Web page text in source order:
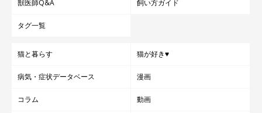
「食事の喜びがある幸せな生活を送れるように」との願いを込
め、赤ちゃんに銀のスプーンを贈る欧州の習慣がブランド名の由
獣医師Q&A 飼い方ガイド
タグ一覧
猫と暮らす 猫が好き♥
病気・症状データベース 漫画
コラム 動画